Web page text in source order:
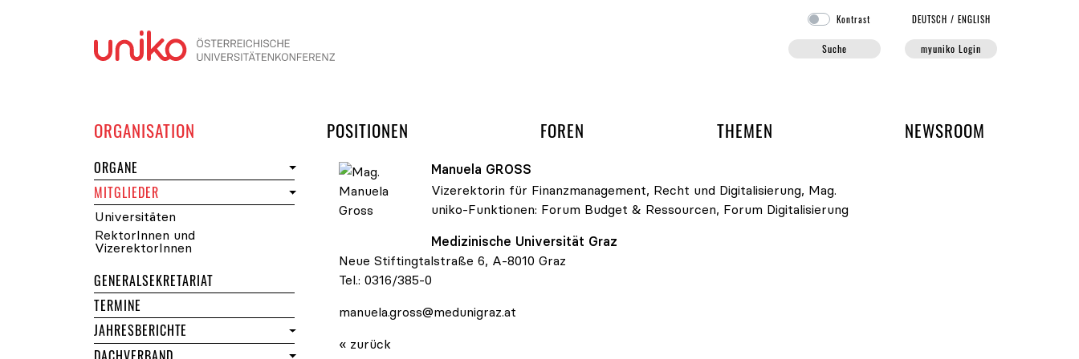
Kontrast DEUTSCH /ENGLISH
Suche myuniko Login
ORGANISATION POSITIONEN FOREN UND ARBEITSGRUPPEN DER UNIKO
THEMEN NEWSROOM
ORGANE
MITGLIEDERDER UNIKO
Universitäten
RektorInnen und
VizerektorInnen
GENERALSEKRETARIAT
TERMINE
JAHRESBERICHTE
Manuela GROSS
Vizerektorin für Finanzmanagement, Recht und Digitalisierung, Mag.
uniko-Funktionen: Forum Budget & Ressourcen, Forum Digitalisierung
Medizinische Universität Graz
Neue Stiftingtalstraße 6, A-8010 Graz
Tel.: 0316/385-0
manuela.gross@medunigraz.at
« zurück